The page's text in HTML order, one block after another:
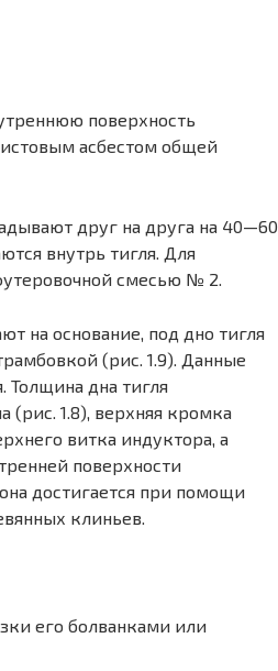
поверхность
асбестом общей
друг на друга на 40—60
внутрь тигля. Для
смесью № 2.
на ос­нование, под дно тигля
(рис. 1.9). Данные
Толщина дна тигля
(рис. 1.8), верхняя кромка
витка индуктора, а
поверхности
достигается при помощи
клиньев.
его болванками или